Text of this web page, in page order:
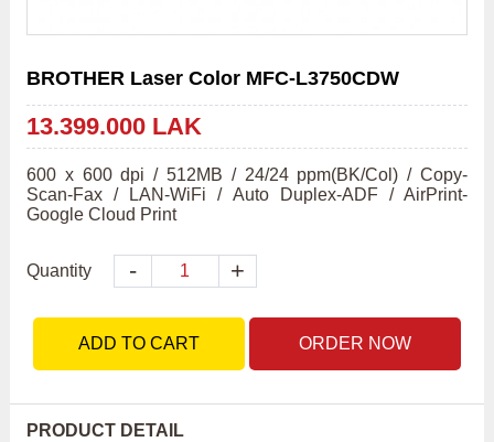
BROTHER Laser Color MFC-L3750CDW
13.399.000 LAK
600 x 600 dpi / 512MB / 24/24 ppm(BK/Col) / Copy-
Scan-Fax / LAN-WiFi / Auto Duplex-ADF / AirPrint-
Google Cloud Print
Quantity - +
ADD TO CART ORDER NOW
PRODUCT DETAIL